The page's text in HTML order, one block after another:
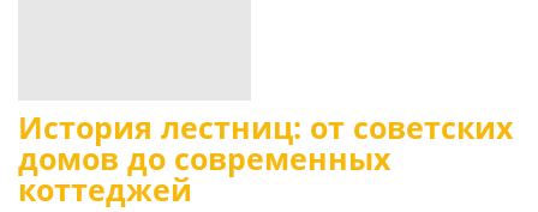
История лестниц: от советских
домов до современных
коттеджей